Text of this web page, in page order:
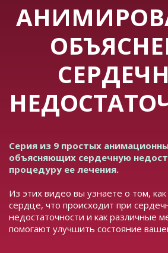
Серия из 9 простых
объясняющих сердечную
процедуру ее лечения.
Из этих видео вы узнаете о том,
сердце, что происходит при
недостаточности и как различные
помогают улучшить состояние